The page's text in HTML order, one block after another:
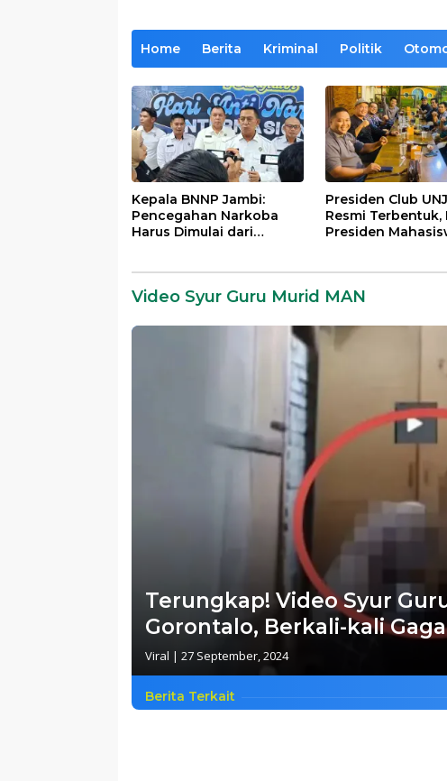
Home Berita Kriminal Politik
Kepala BNNP Jambi:
Pencegahan Narkoba
Harus Dimulai dari
Presiden Club
Resmi Terbentuk,
Presiden
Video Syur Guru Murid MAN
Terungkap! Video Syur
Gorontalo, Berkali-kali
Viral | 27 September, 2024
Berita Terkait